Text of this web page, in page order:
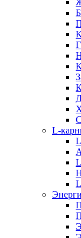
L-